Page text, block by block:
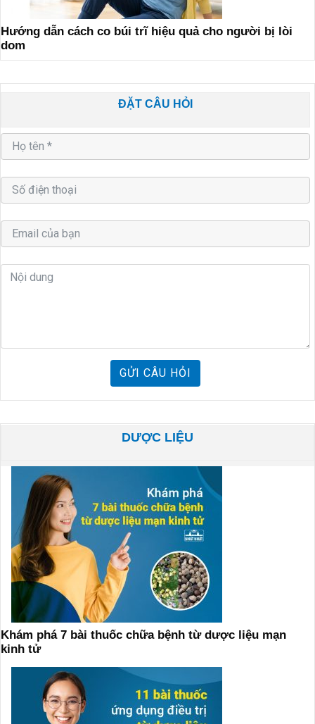
Hướng dẫn cách co búi trĩ hiệu quả cho người bị lòi
dom
ĐẶT CÂU HỎI
GỬI CÂU HỎI
DƯỢC LIỆU
Khám phá 7 bài thuốc chữa bệnh từ dược liệu mạn
kinh tử